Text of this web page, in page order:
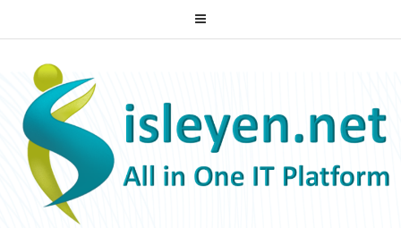
to
ISLEYEN.NET
All-in-One IT Platform